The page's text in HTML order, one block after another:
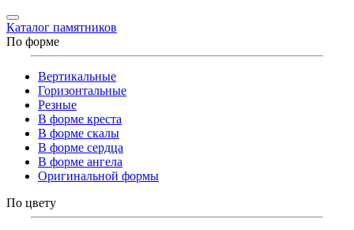
Каталог памятников
По форме
Вертикальные
Горизонтальные
Резные
В форме креста
В форме скалы
В форме сердца
В форме ангела
Оригинальной формы
По цвету